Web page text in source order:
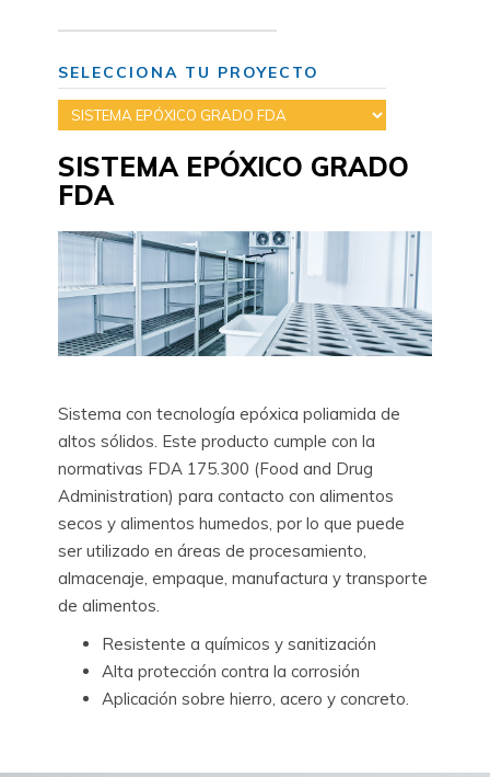
SELECCIONA TU PROYECTO
SISTEMA EPÓXICO GRADO
FDA
Sistema con tecnología epóxica poliamida de
altos sólidos. Este producto cumple con la
normativas FDA 175.300 (Food and Drug
Administration) para contacto con alimentos
secos y alimentos humedos, por lo que puede
ser utilizado en áreas de procesamiento,
almacenaje, empaque, manufactura y transporte
de alimentos.
Resistente a químicos y sanitización
Alta protección contra la corrosión
Aplicación sobre hierro, acero y concreto.